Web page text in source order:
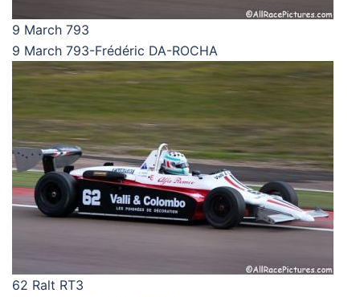
9 March 793
9 March 793-Frédéric DA-ROCHA
62 Ralt RT3